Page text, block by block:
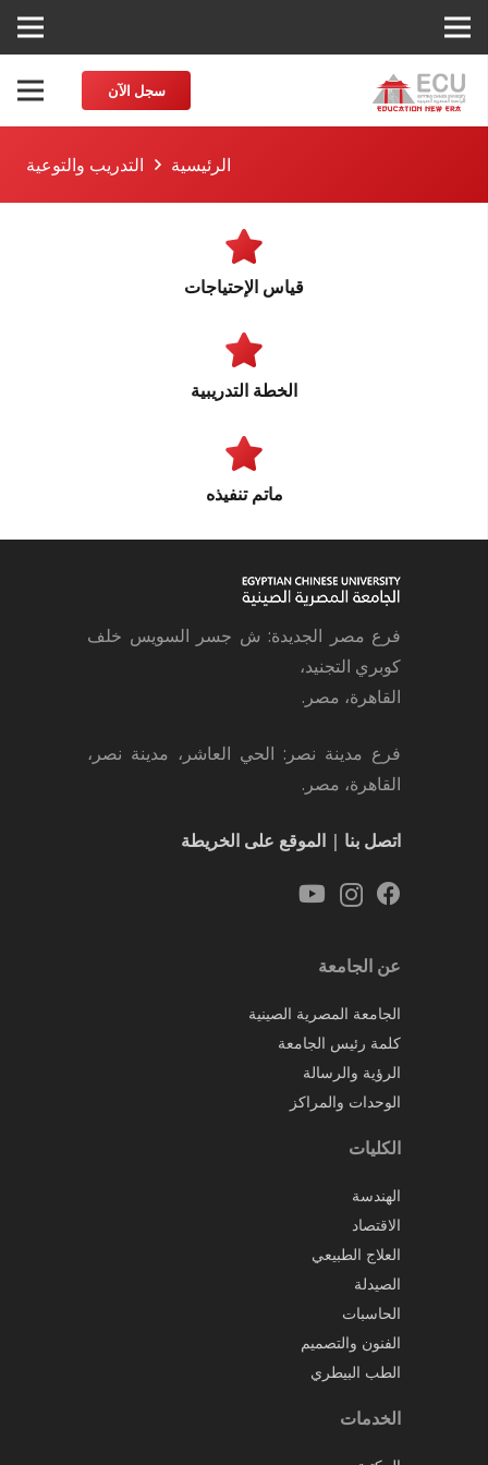
سجل الآن
الرئيسية التدريب والتوعية
قياس الإحتياجات
الخطة التدريبية
ماتم تنفيذه
فرع مصر الجديدة: ش جسر السويس خلف
كوبري التجنيد،
القاهرة، مصر.
فرع مدينة نصر: الحي العاشر، مدينة نصر،
القاهرة، مصر.
اتصل بنا | الموقع على الخريطة
عن الجامعة
الجامعة المصرية الصينية
كلمة رئيس الجامعة
الرؤية والرسالة
الوحدات والمراكز
الكليات
الهندسة
الاقتصاد
العلاج الطبيعي
الصيدلة
الحاسبات
الفنون والتصميم
الطب البيطري
الخدمات